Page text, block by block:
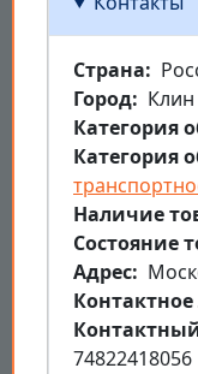
Страна
Город
Клин
Категория
Категория
Наличие
Состояние
Aдрес
74822418056